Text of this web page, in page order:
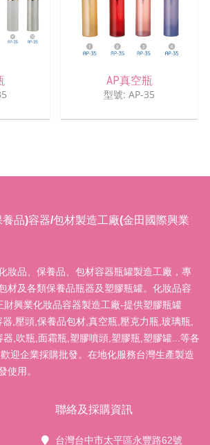
AP真空瓶
型號: AP-35
品)容器/包材製造工廠(金田國際興業
妝品、保養品、包材容器瓶罐製造工廠，專
材及各類保養品瓶器及塑膠瓶罐。化妝品容
財興業化妝品容器製造工廠-提供塑膠瓶罐
,壓頭,保養品包材,真空瓶,壓克力瓶,玻璃瓶,
,吹瓶,面霜瓶,塑膠噴頭,塑膠瓶,塑膠罐...等各
迎企業採購批發。在地化服務台灣生產製造
使用。
聯絡及採購資訊
台灣台中市太平區永豐路62號